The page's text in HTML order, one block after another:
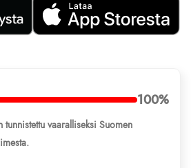
100%
vaaralliseksi Suomen